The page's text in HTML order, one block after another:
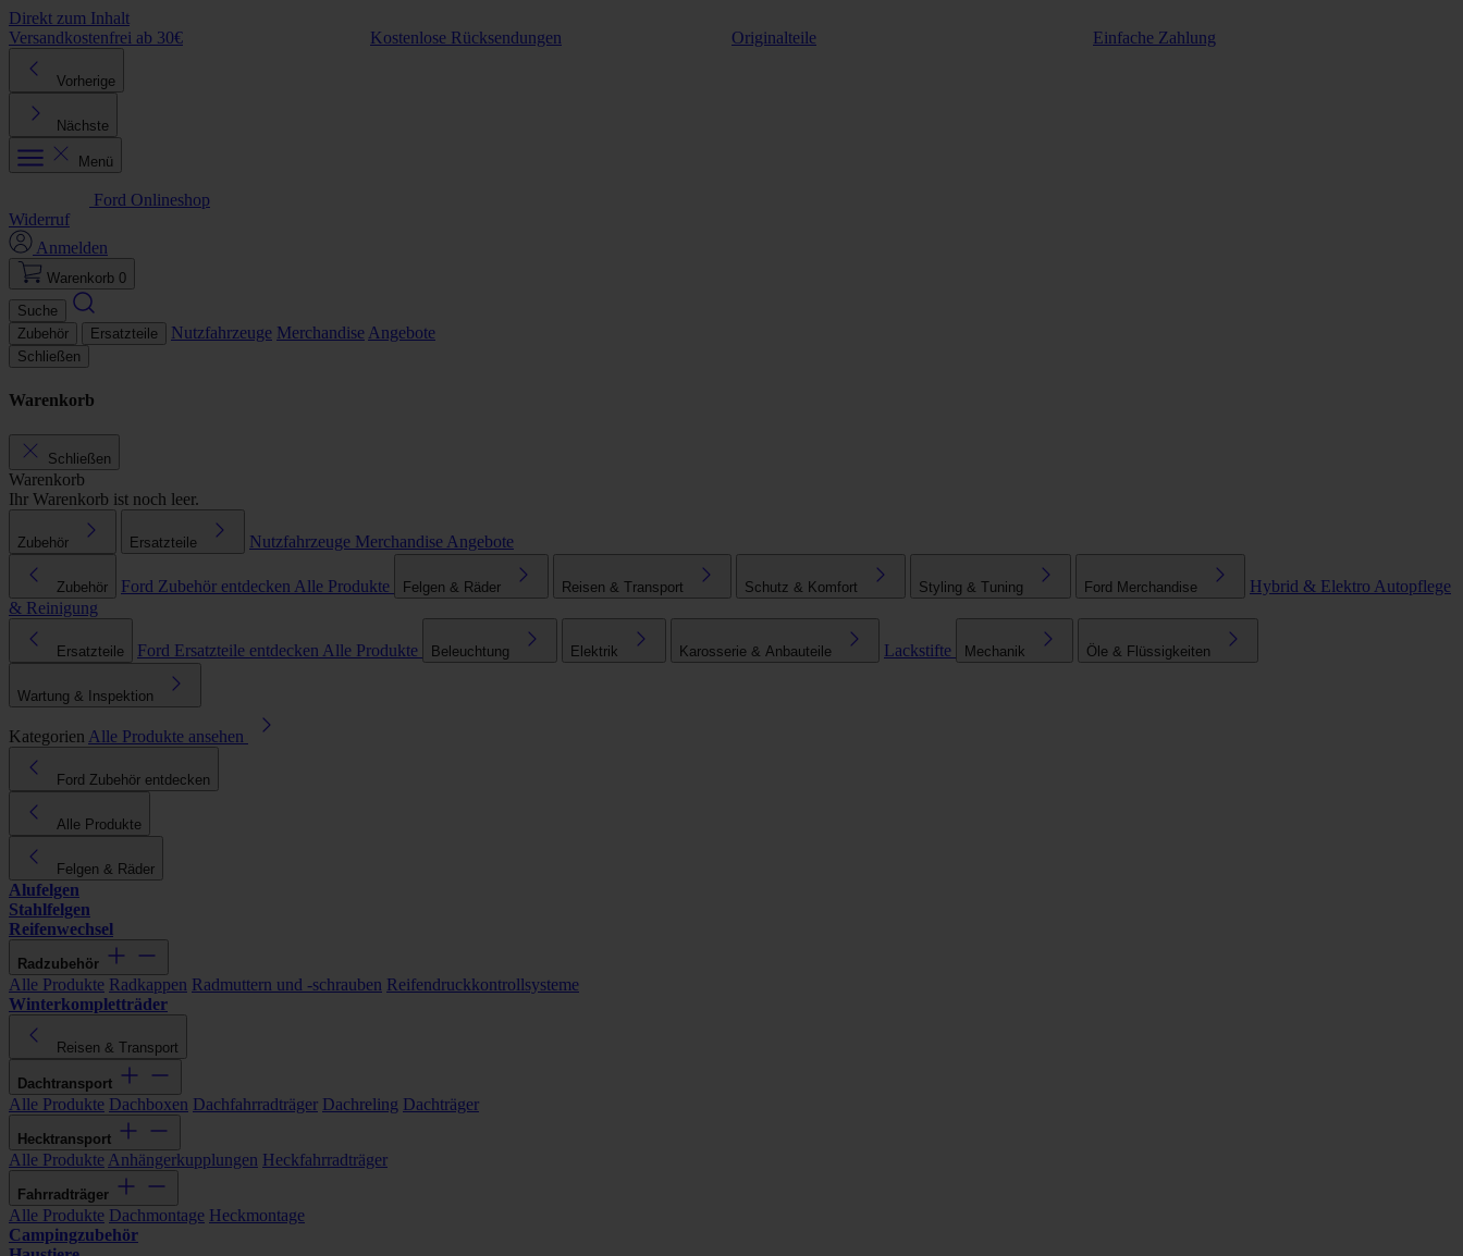
Direkt zum Inhalt
Versandkostenfrei ab 30€
Kostenlose Rücksendungen Originalteile Einfache Zahlung
Vorherige
Nächste
Menü
Ford Onlineshop
Widerruf
Anmelden
Warenkorb 0
Suche
Zubehör
Ersatzteile Nutzfahrzeuge Merchandise Angebote
Schließen
Warenkorb
Schließen
Warenkorb
Ihr Warenkorb ist noch leer.
Zubehör Ersatzteile Nutzfahrzeuge Merchandise Angebote
Zubehör Ford Zubehör entdecken Alle Produkte Felgen & Räder Reisen & Transport Schutz & Komfort Styling & Tuning Ford Merchandise Hybrid & Elektro Autopflege
& Reinigung
Ersatzteile Ford Ersatzteile entdecken Alle Produkte Beleuchtung Elektrik Karosserie & Anbauteile Lackstifte Mechanik Öle & Flüssigkeiten
Wartung & Inspektion
Kategorien Alle Produkte ansehen
Ford Zubehör entdecken
Alle Produkte
Felgen & Räder
Alufelgen
Stahlfelgen
Reifenwechsel
Radzubehör
Alle Produkte Radkappen Radmuttern und -schrauben Reifendruckkontrollsysteme
Winterkompletträder
Reisen & Transport
Dachtransport
Alle Produkte Dachboxen Dachfahrradträger Dachreling Dachträger
Hecktransport
Alle Produkte Anhängerkupplungen Heckfahrradträger
Fahrradträger
Alle Produkte Dachmontage Heckmontage
Campingzubehör